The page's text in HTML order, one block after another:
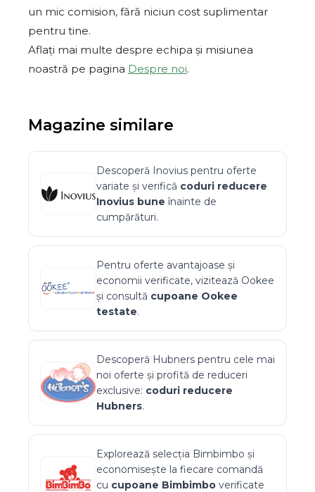
un mic comision, fără niciun cost suplimentar
pentru tine.
Aflați mai multe despre echipa și misiunea
noastră pe pagina Despre noi.
Magazine similare
Descoperă Inovius pentru oferte
variate și verifică coduri reducere
Inovius bune înainte de
cumpărături.
Pentru oferte avantajoase și
economii verificate, vizitează Ookee
și consultă cupoane Ookee
testate.
Descoperă Hubners pentru cele mai
noi oferte și profită de reduceri
exclusive: coduri reducere
Hubners.
Explorează selecția Bimbimbo și
economisește la fiecare comandă
cu cupoane Bimbimbo verificate